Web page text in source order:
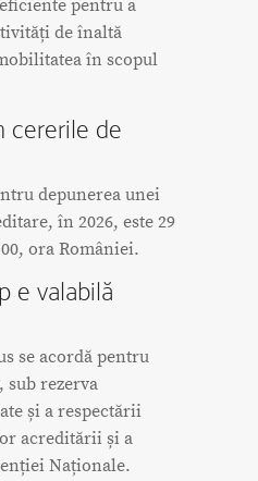
pentru a
de înaltă
în scopul
cererile de
depunerea unei
în 2026, este 29
ora României.
e valabilă
se acordă pentru
sub rezerva
și a respectării
acreditării și a
Naționale.